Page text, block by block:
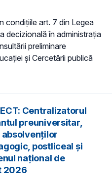
condiţiile art. 7 din Legea
decizională în administraţia
preliminare
și Cercetării publică
Centralizatorul
preuniversitar,
postliceal şi
naţional de
2026